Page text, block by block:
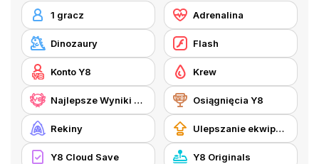
1 gracz Adrenalina
Dinozaury Flash
Konto Y8 Krew
Najlepsze Wyniki Y8 Osiągnięcia Y8
Rekiny Ulepszanie ekwipunku
Y8 Cloud Save Y8 Originals